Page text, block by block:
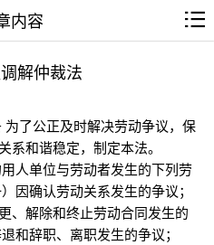
内容
解仲裁法
正及时解决劳动争议，保
关系和谐稳定，制定本法。
人单位与劳动者发生的下列劳
确认劳动关系发生的争议；
解除和终止劳动合同发生的
辞职、离职发生的争议；